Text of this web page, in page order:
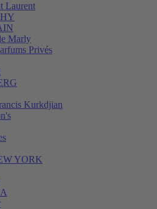
Laurent
Marly
Privés
Kurkdjian
YORK